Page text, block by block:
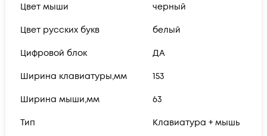
Цвет мыши черный
Цвет русских букв белый
Цифровой блок ДА
Ширина клавиатуры,мм 153
Ширина мыши,мм 63
Тип Клавиатура + мышь